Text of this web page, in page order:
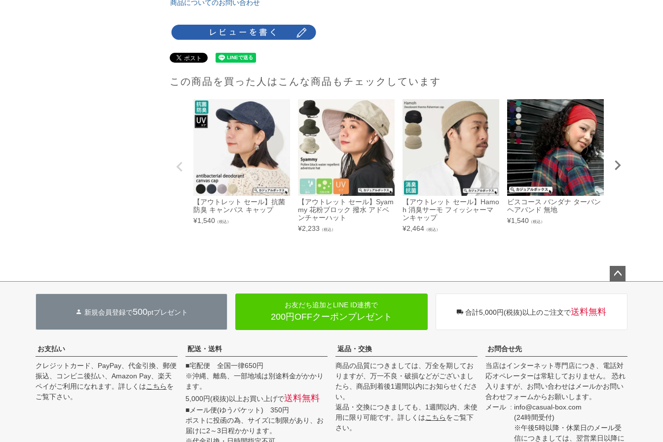
商品についてのお問い合わせ
この商品を買った人はこんな商品もチェックしています
【アウトレット セール】抗菌
防臭 キャンバス キャップ
¥1,540 （税込）
【アウトレット セール】Syam
my 花粉ブロック 撥水 アドベ
ンチャーハット
¥2,233 （税込）
【アウトレット セール】Hamo
h 消臭サーモ フィッシャーマ
ンキャップ
¥2,464 （税込）
ビスコース バンダナ ターバン
ヘアバンド 無地
¥1,540 （税込）
新規会員登録で500ptプレゼント
お友だち追加とLINE ID連携で
200円OFFクーポンプレゼント 合計5,000円(税抜)以上のご注文で送料無料
お支払い
クレジットカード、PayPay、代金引換、郵便
振込、コンビニ後払い、Amazon Pay、楽天
ペイがご利用になれます。詳しくはこちらを
ご覧下さい。
配送・送料
■宅配便 全国一律650円
※沖縄、離島、一部地域は別途料金がかかり
ます。
5,000円(税抜)以上お買い上げで送料無料
■メール便(ゆうパケット) 350円
ポストに投函の為、サイズに制限があり、お
届けに2～3日程かかります。
返品・交換
商品の品質につきましては、万全を期してお
りますが、万一不良・破損などがございまし
たら、商品到着後1週間以内にお知らせくださ
い。
返品・交換につきましても、1週間以内、未使
用に限り可能です。詳しくはこちらをご覧下
さい。
お問合せ先
当店はインターネット専門店につき、電話対
応オペレーターは常駐しておりません。 恐れ
入りますが、お問い合わせはメールかお問い
合わせフォームからお願いします。
メール
info@casual-box.com
(24時間受付)
※午後5時以降・休業日のメール受
信につきましては、翌営業日以降に